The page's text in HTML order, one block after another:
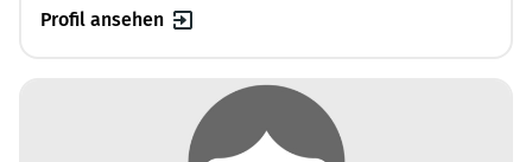
Profil ansehen